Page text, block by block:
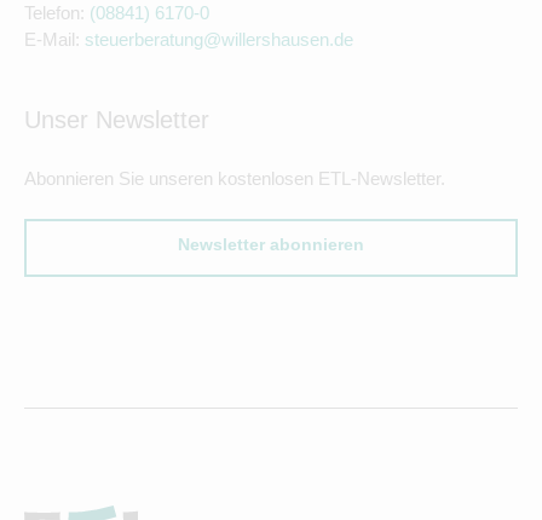
Telefon: (08841) 6170-0
E-Mail: steuerberatung@willershausen.de
Unser Newsletter
Abonnieren Sie unseren kostenlosen ETL-Newsletter.
Newsletter abonnieren